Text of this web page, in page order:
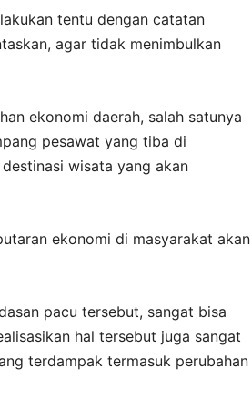
tentu dengan catatan
agar tidak menimbulkan
ekonomi daerah, salah satunya
pesawat yang tiba di
wisata yang akan
ekonomi di masyarakat akan
pacu tersebut, sangat bisa
hal tersebut juga sangat
terdampak termasuk perubahan